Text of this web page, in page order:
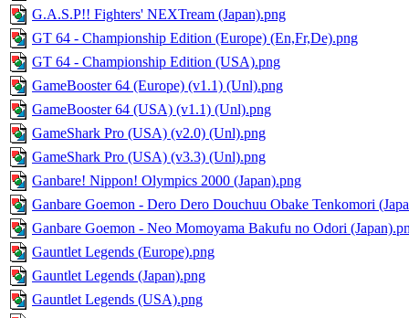
G.A.S.P!! Fighters' NEXTream (Japan).png
GT 64 - Championship Edition (Europe) (En,Fr,De).png
GT 64 - Championship Edition (USA).png
GameBooster 64 (Europe) (v1.1) (Unl).png
GameBooster 64 (USA) (v1.1) (Unl).png
GameShark Pro (USA) (v2.0) (Unl).png
GameShark Pro (USA) (v3.3) (Unl).png
Ganbare! Nippon! Olympics 2000 (Japan).png
Ganbare Goemon - Dero Dero Douchuu Obake Tenkomori
Ganbare Goemon - Neo Momoyama Bakufu no Odori
Gauntlet Legends (Europe).png
Gauntlet Legends (Japan).png
Gauntlet Legends (USA).png